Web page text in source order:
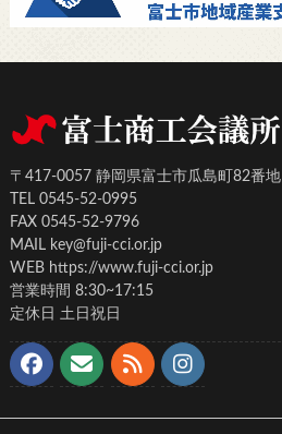
〒417-0057 静岡県富士市瓜島町82番地
TEL 0545-52-0995
FAX 0545-52-9796
MAIL key@fuji-cci.or.jp
WEB https://www.fuji-cci.or.jp
営業時間 8:30~17:15
定休日 土日祝日